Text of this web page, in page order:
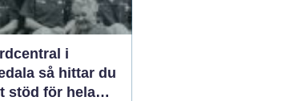
i
så hittar du
stöd för hela